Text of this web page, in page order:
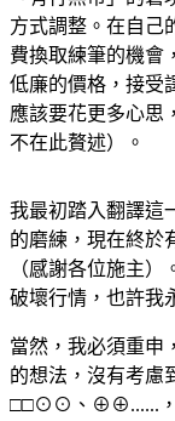
方式調整。在自己
費換取練筆的機會
低廉的價格，接受
應該要花更多心思
不在此贅述）。
我最初踏入翻譯這
的磨練，現在終於
（感謝各位施主
破壞行情，也許我
當然，我必須重申
的想法，沒有考
□□⊙⊙、⊕⊕......，